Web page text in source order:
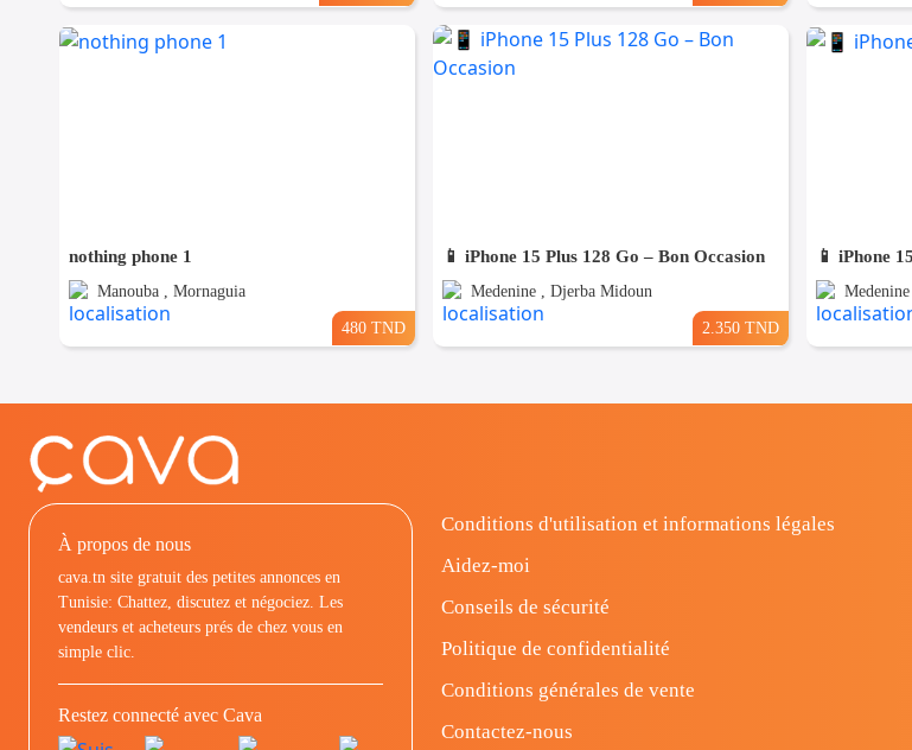
nothing phone 1
Manouba , Mornaguia
480 TND
📱 iPhone 15 Plus 128 Go – Bon Occasion
Medenine , Djerba Midoun
2.350 TND
📱 iPhone
À propos de nous
cava.tn site gratuit des petites annonces en
Tunisie: Chattez, discutez et négociez. Les
vendeurs et acheteurs prés de chez vous en
simple clic.
Restez connecté avec Cava
Conditions d'utilisation et informations légales
Aidez-moi
Conseils de sécurité
Politique de confidentialité
Conditions générales de vente
Contactez-nous